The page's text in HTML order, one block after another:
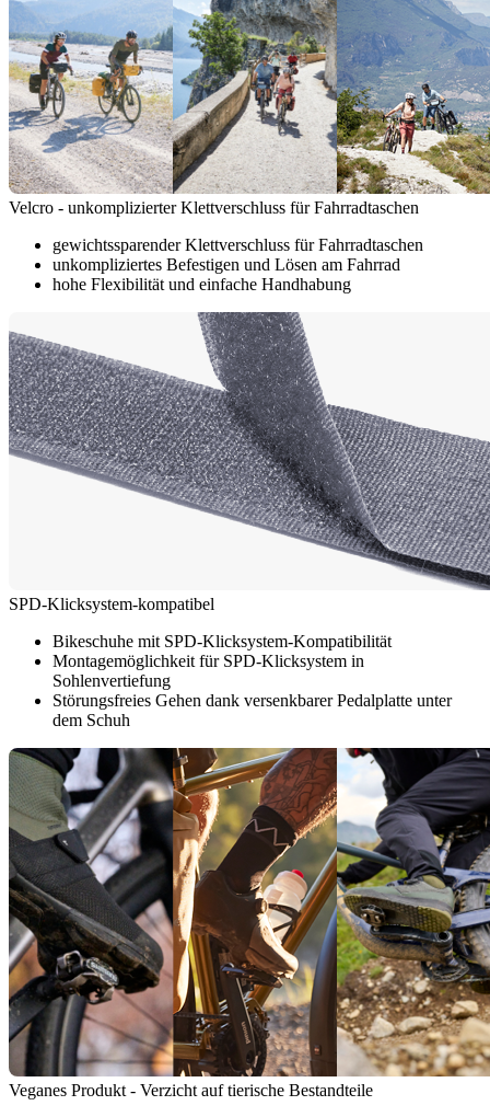
Velcro - unkomplizierter Klettverschluss für Fahrradtaschen
gewichtssparender Klettverschluss für Fahrradtaschen
unkompliziertes Befestigen und Lösen am Fahrrad
hohe Flexibilität und einfache Handhabung
SPD-Klicksystem-kompatibel
Bikeschuhe mit SPD-Klicksystem-Kompatibilität
Montagemöglichkeit für SPD-Klicksystem in
Sohlenvertiefung
Störungsfreies Gehen dank versenkbarer Pedalplatte unter
dem Schuh
Veganes Produkt - Verzicht auf tierische Bestandteile